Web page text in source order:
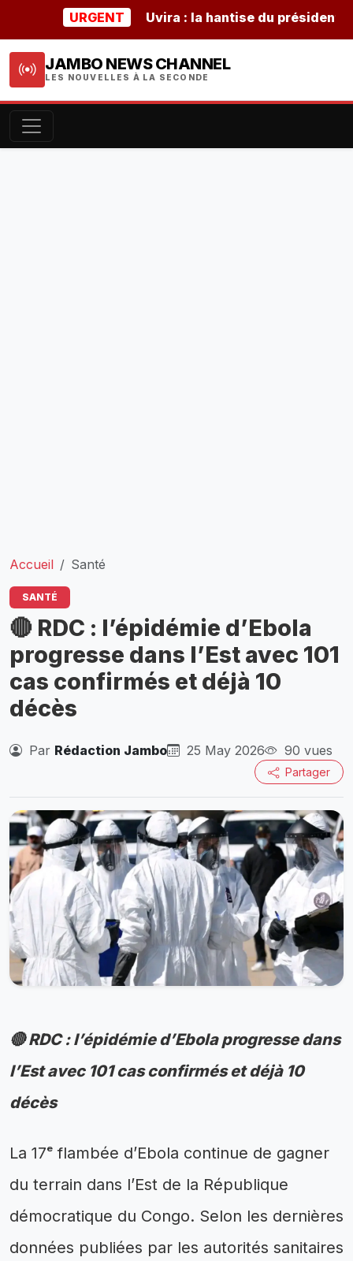
URGENT Uvira : la hantise du président
JAMBO NEWS CHANNEL
LES NOUVELLES À LA SECONDE
Accueil Santé
SANTÉ
🔴 RDC : l’épidémie d’Ebola
progresse dans l’Est avec 101
cas confirmés et déjà 10
décès
Par Rédaction Jambo 25 May 2026 90 vues
Partager
🔴 RDC : l’épidémie d’Ebola progresse dans
l’Est avec 101 cas confirmés et déjà 10
décès
La 17ᵉ flambée d’Ebola continue de gagner
du terrain dans l’Est de la République
démocratique du Congo. Selon les dernières
données publiées par les autorités sanitaires